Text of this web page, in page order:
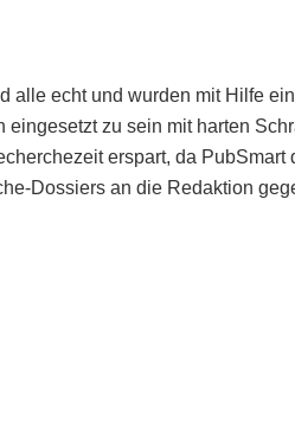
alle echt und wurden mit Hilfe
eingesetzt zu sein mit harten
erspart, da
Dossiers an die Redaktion